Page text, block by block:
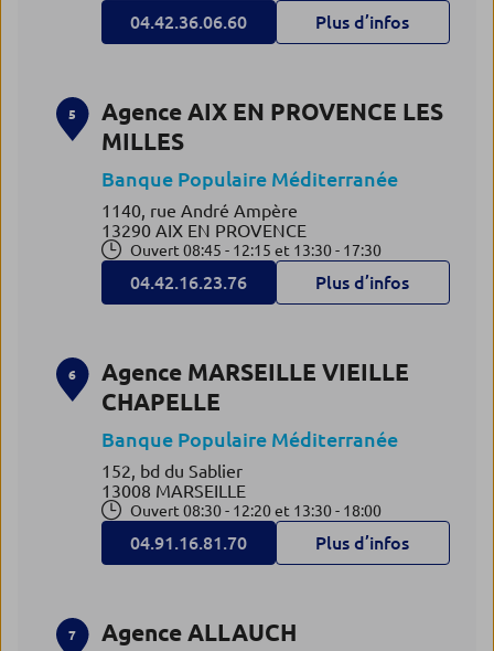
04.42.36.06.60 Plus d’infos
5
Agence AIX EN PROVENCE LES
MILLES
Banque Populaire Méditerranée
1140, rue André Ampère
13290 AIX EN PROVENCE
Ouvert 08:45 - 12:15 et 13:30 - 17:30
04.42.16.23.76 Plus d’infos
6
Agence MARSEILLE VIEILLE
CHAPELLE
Banque Populaire Méditerranée
152, bd du Sablier
13008 MARSEILLE
Ouvert 08:30 - 12:20 et 13:30 - 18:00
04.91.16.81.70 Plus d’infos
7 Agence ALLAUCH